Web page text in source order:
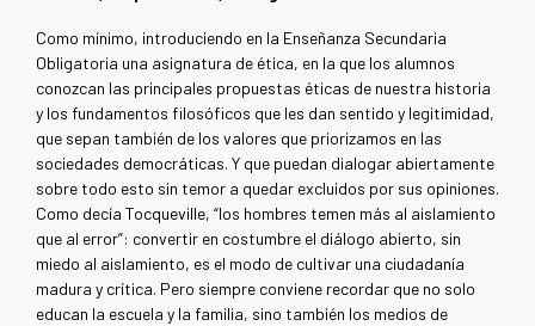
Como mínimo, introduciendo en la Enseñanza Secundaria
Obligatoria una asignatura de ética, en la que los alumnos
conozcan las principales propuestas éticas de nuestra historia
y los fundamentos filosóficos que les dan sentido y legitimidad,
que sepan también de los valores que priorizamos en las
sociedades democráticas. Y que puedan dialogar abiertamente
sobre todo esto sin temor a quedar excluidos por sus opiniones.
Como decía Tocqueville, “los hombres temen más al aislamiento
que al error”: convertir en costumbre el diálogo abierto, sin
miedo al aislamiento, es el modo de cultivar una ciudadanía
madura y crítica. Pero siempre conviene recordar que no solo
educan la escuela y la familia, sino también los medios de